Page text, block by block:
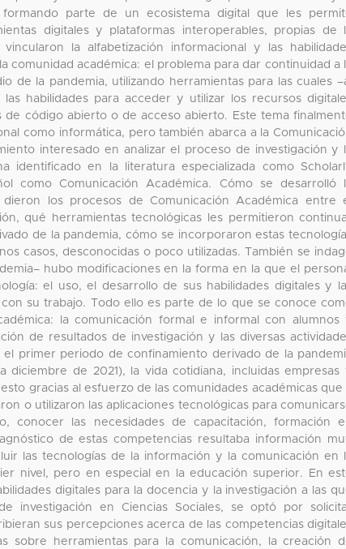
parte de un ecosistema digital que les
digitales y plataformas interoperables, propias de
la alfabetización informacional y las
comunidad académica: el problema para dar continuidad a
de la pandemia, utilizando herramientas para las cuales
habilidades para acceder y utilizar los recursos
de código abierto o de acceso abierto. Este tema
como informática, pero también abarca a la
interesado en analizar el proceso de investigación y
identificado en la literatura especializada como
como Comunicación Académica. Cómo se desarrolló
los procesos de Comunicación Académica entre
qué herramientas tecnológicas les permitieron
de la pandemia, cómo se incorporaron estas
casos, desconocidas o poco utilizadas. También se
hubo modificaciones en la forma en la que el
el uso, el desarrollo de sus habilidades digitales y
su trabajo. Todo ello es parte de lo que se conoce
la comunicación formal e informal con alumnos
de resultados de investigación y las diversas
primer periodo de confinamiento derivado de la
de 2021), la vida cotidiana, incluidas empresas
gracias al esfuerzo de las comunidades académicas que
o utilizaron las aplicaciones tecnológicas para
conocer las necesidades de capacitación, formación
de estas competencias resultaba información
las tecnologías de la información y la comunicación en
nivel, pero en especial en la educación superior. En
digitales para la docencia y la investigación a las
investigación en Ciencias Sociales, se optó por
sus percepciones acerca de las competencias
sobre herramientas para la comunicación, la creación